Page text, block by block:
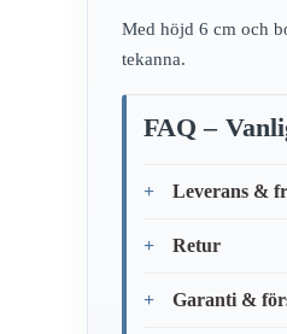
Med höjd 6 cm och
tekanna.
FAQ –
Leverans &
Retur
Garanti &